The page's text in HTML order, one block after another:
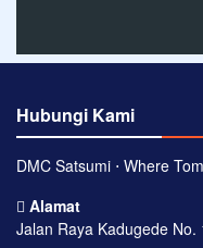
Hubungi Kami
DMC Satsumi ⋅ Where
Alamat
Jalan Raya Kadugede No.